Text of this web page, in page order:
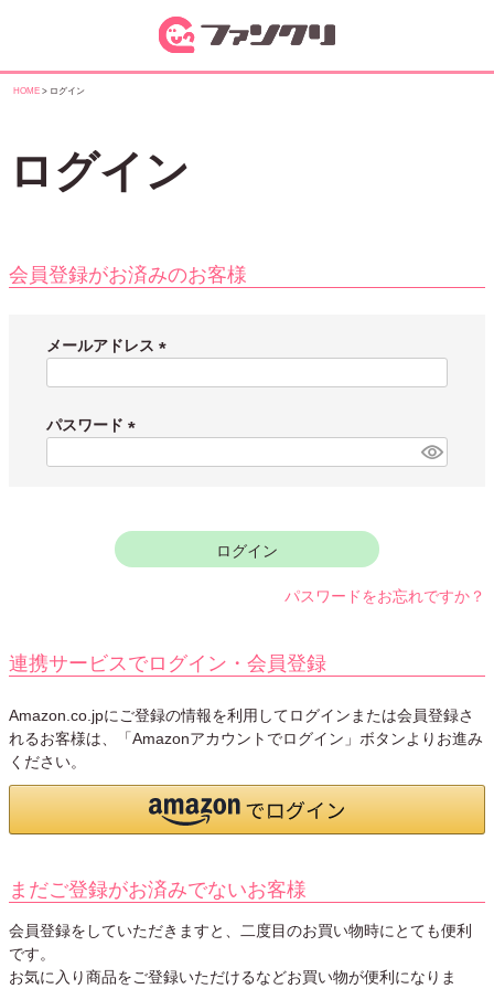
HOME ログイン
ログイン
会員登録がお済みのお客様
メールアドレス
)
パスワード
ログイン
パスワードをお忘れですか？
連携サービスでログイン・会員登録
Amazon.co.jpにご登録の情報を利用してログインまたは会員登録さ
れるお客様は、「Amazonアカウントでログイン」ボタンよりお進み
ください。
まだご登録がお済みでないお客様
会員登録をしていただきますと、二度目のお買い物時にとても便利
です。
お気に入り商品をご登録いただけるなどお買い物が便利になりま